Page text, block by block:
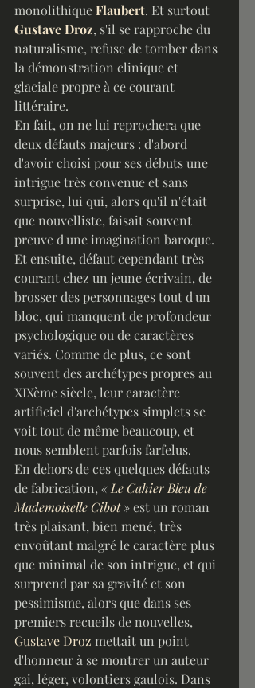
monolithique Flaubert. Et surtout
Gustave Droz, s'il se rapproche du
naturalisme, refuse de tomber dans
la démonstration clinique et
glaciale propre à ce courant
littéraire.
En fait, on ne lui reprochera que
deux défauts majeurs : d'abord
d'avoir choisi pour ses débuts une
intrigue très convenue et sans
surprise, lui qui, alors qu'il n'était
que nouvelliste, faisait souvent
preuve d'une imagination baroque.
Et ensuite, défaut cependant très
courant chez un jeune écrivain, de
brosser des personnages tout d'un
bloc, qui manquent de profondeur
psychologique ou de caractères
variés. Comme de plus, ce sont
souvent des archétypes propres au
XIXème siècle, leur caractère
artificiel d'archétypes simplets se
voit tout de même beaucoup, et
nous semblent parfois farfelus.
En dehors de ces quelques défauts
de fabrication, « Le Cahier Bleu de
Mademoiselle Cibot » est un roman
très plaisant, bien mené, très
envoûtant malgré le caractère plus
que minimal de son intrigue, et qui
surprend par sa gravité et son
pessimisme, alors que dans ses
premiers recueils de nouvelles,
Gustave Droz mettait un point
d'honneur à se montrer un auteur
gai, léger, volontiers gaulois. Dans